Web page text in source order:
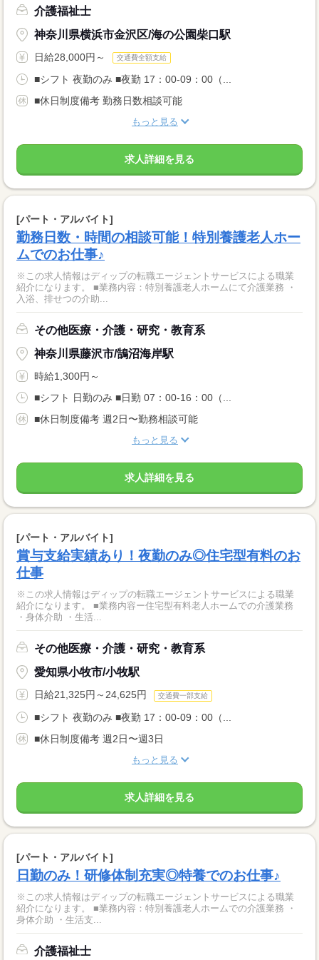
介護福祉士
神奈川県横浜市金沢区/海の公園柴口駅
日給28,000円～ 交通費全額支給
■シフト 夜勤のみ ■夜勤 17：00-09：00（...
■休日制度備考 勤務日数相談可能
もっと見る
求人詳細を見る
[パート・アルバイト]
勤務日数・時間の相談可能！特別養護老人ホー
ムでのお仕事♪
※この求人情報はディップの転職エージェントサービスによる職業
紹介になります。 ■業務内容：特別養護老人ホームにて介護業務 ・
入浴、排せつの介助...
その他医療・介護・研究・教育系
神奈川県藤沢市/鵠沼海岸駅
時給1,300円～
■シフト 日勤のみ ■日勤 07：00-16：00（...
■休日制度備考 週2日〜勤務相談可能
もっと見る
求人詳細を見る
[パート・アルバイト]
賞与支給実績あり！夜勤のみ◎住宅型有料のお
仕事
※この求人情報はディップの転職エージェントサービスによる職業
紹介になります。 ■業務内容ー住宅型有料老人ホームでの介護業務
・身体介助 ・生活...
その他医療・介護・研究・教育系
愛知県小牧市/小牧駅
日給21,325円～24,625円 交通費一部支給
■シフト 夜勤のみ ■夜勤 17：00-09：00（...
■休日制度備考 週2日〜週3日
もっと見る
求人詳細を見る
[パート・アルバイト]
日勤のみ！研修体制充実◎特養でのお仕事♪
※この求人情報はディップの転職エージェントサービスによる職業
紹介になります。 ■業務内容：特別養護老人ホームでの介護業務 ・
身体介助 ・生活支...
介護福祉士